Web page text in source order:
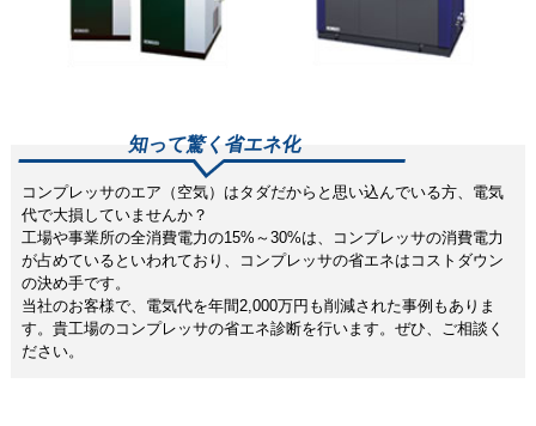
知って驚く省エネ化
コンプレッサのエア（空気）はタダだからと思い込んでいる方、電気
代で大損していませんか？
工場や事業所の全消費電力の15%～30%は、コンプレッサの消費電力
が占めているといわれており、コンプレッサの省エネはコストダウン
の決め手です。
当社のお客様で、電気代を年間2,000万円も削減された事例もありま
す。貴工場のコンプレッサの省エネ診断を行います。ぜひ、ご相談く
ださい。